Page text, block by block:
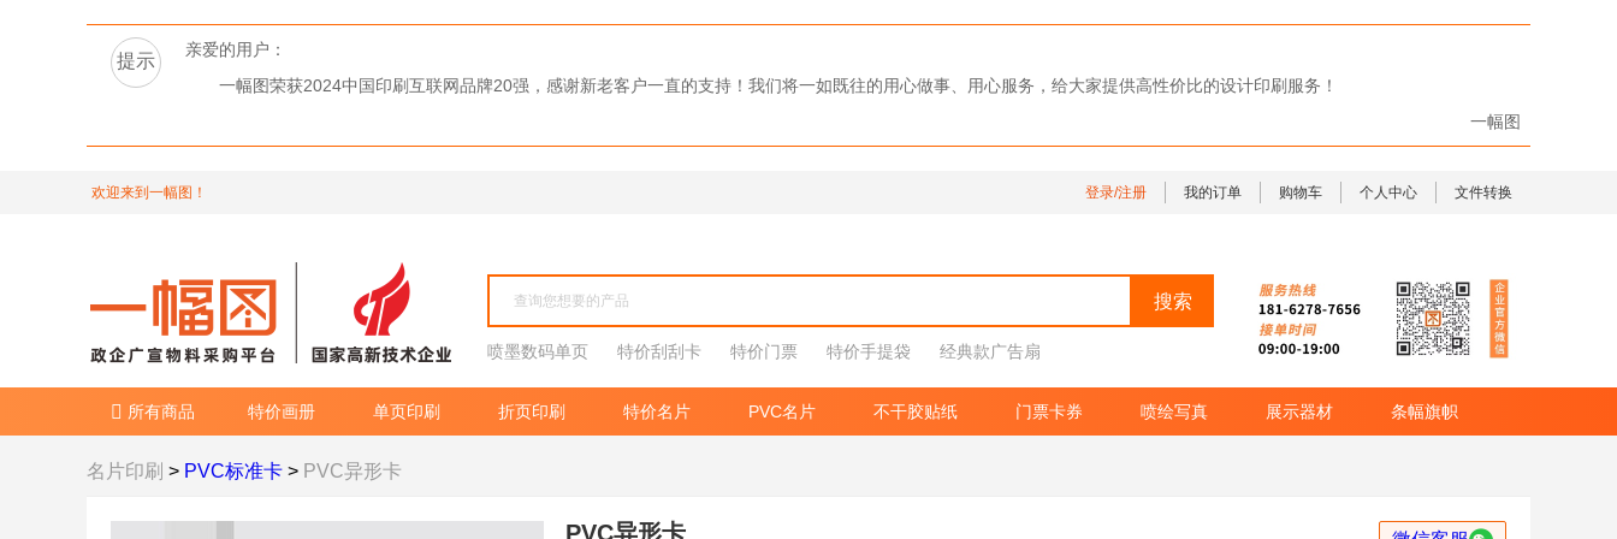
提示
亲爱的用户：
一幅图荣获2024中国印刷互联网品牌20强，感谢新老客户一直的支持！我们将一如既往的用心做事、用心服务，给大家提供高性价比的设计印刷服务！
一幅图
欢迎来到一幅图！ 登录/注册 我的订单 购物车 个人中心 文件转换
喷墨数码单页 特价刮刮卡 特价门票 特价手提袋 经典款广告扇
 所有商品 特价画册 单页印刷 折页印刷 特价名片 PVC名片 不干胶贴纸 门票卡券 喷绘写真 展示器材 条幅旗帜
名片印刷 > PVC标准卡 > PVC异形卡
PVC异形卡